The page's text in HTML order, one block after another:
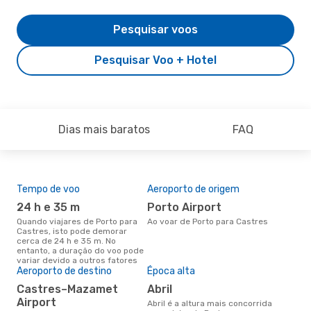
Pesquisar Voo + Hotel
Pesquisar voos
Dias mais baratos FAQ
Tempo de voo
24 h e 35 m
Quando viajares de Porto para
Castres, isto pode demorar
cerca de 24 h e 35 m. No
entanto, a duração do voo pode
variar devido a outros fatores
Aeroporto de origem
Porto Airport
Ao voar de Porto para Castres
Aeroporto de destino
Castres–Mazamet
Airport
Época alta
abril
abril é a altura mais concorrida